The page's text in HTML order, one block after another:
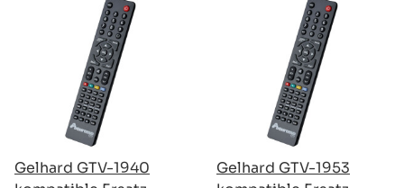
Gelhard GTV-1940
Gelhard GTV-1953